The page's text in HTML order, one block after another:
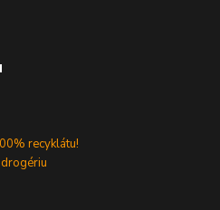
recyklátu!